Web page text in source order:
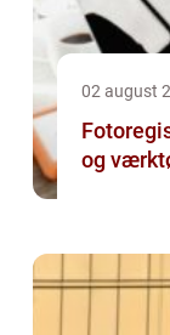
02 august
og